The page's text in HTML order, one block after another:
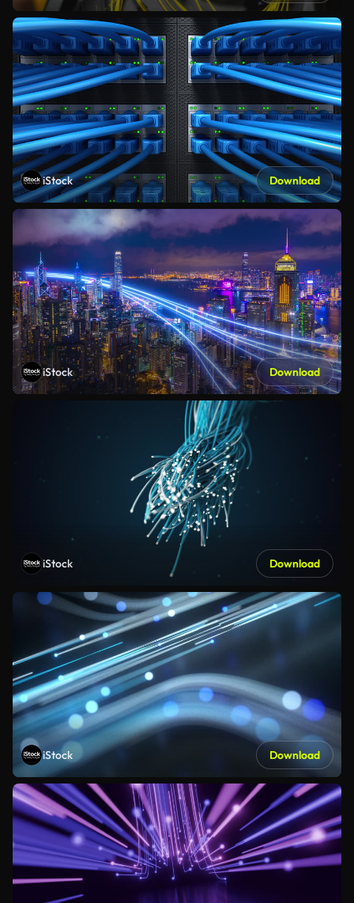
iStock Download
iStock Download
iStock Download
iStock Download